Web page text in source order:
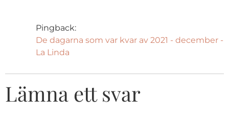
Pingback:
De dagarna som var kvar av 2021 - december -
La Linda
Lämna ett svar